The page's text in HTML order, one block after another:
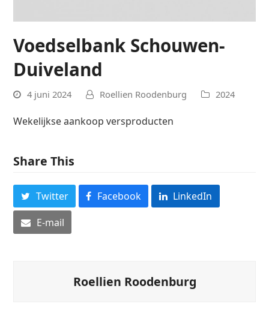
Voedselbank Schouwen-
Duiveland
4 juni 2024 Roellien Roodenburg 2024
Wekelijkse aankoop versproducten
Share This
Twitter Facebook
LinkedIn
E-mail
Roellien Roodenburg